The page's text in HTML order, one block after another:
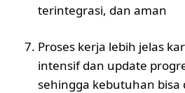
terintegrasi, dan aman
Proses kerja lebih jelas
intensif dan update
sehingga kebutuhan bisa